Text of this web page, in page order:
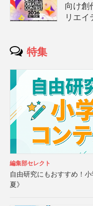
向け創
リエイ
特集
編集部セレクト
自由研究にもおすすめ！
夏》